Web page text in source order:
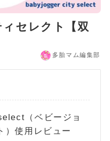
セレクト【双
多胎マム編集部
（ベビージョ
）使用レビュー